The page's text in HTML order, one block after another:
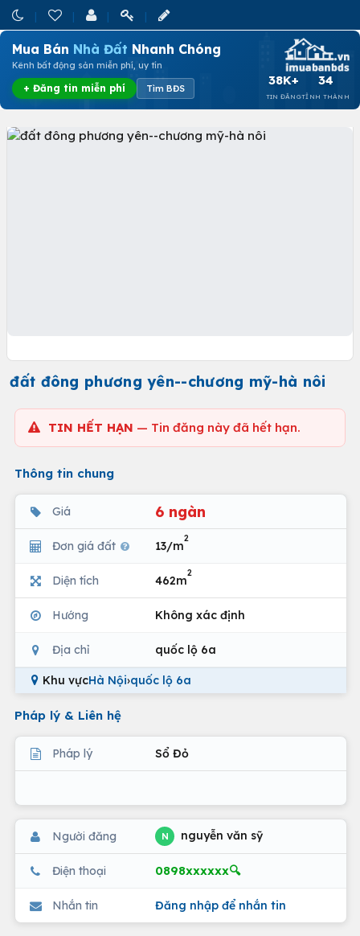
Mua Bán Nhà Đất Nhanh Chóng
Kênh bất động sản miễn phí, uy tín
+ Đăng tin miễn phí Tìm BĐS
38K+
TIN ĐĂNG
34
TỈNH THÀNH
đất đông phương yên--chương mỹ-hà nôi
TIN HẾT HẠN — Tin đăng này đã hết hạn.
Thông tin chung
Giá 6 ngàn
Đơn giá đất 13/m
2
Diện tích 462m
2
Hướng Không xác định
Địa chỉ quốc lộ 6a
Khu vựcHà Nội›quốc lộ 6a
Pháp lý & Liên hệ
Pháp lý Sổ Đỏ
Người đăng N nguyễn văn sỹ
Điện thoại 0898xxxxxx🔍
Nhắn tin Đăng nhập để nhắn tin